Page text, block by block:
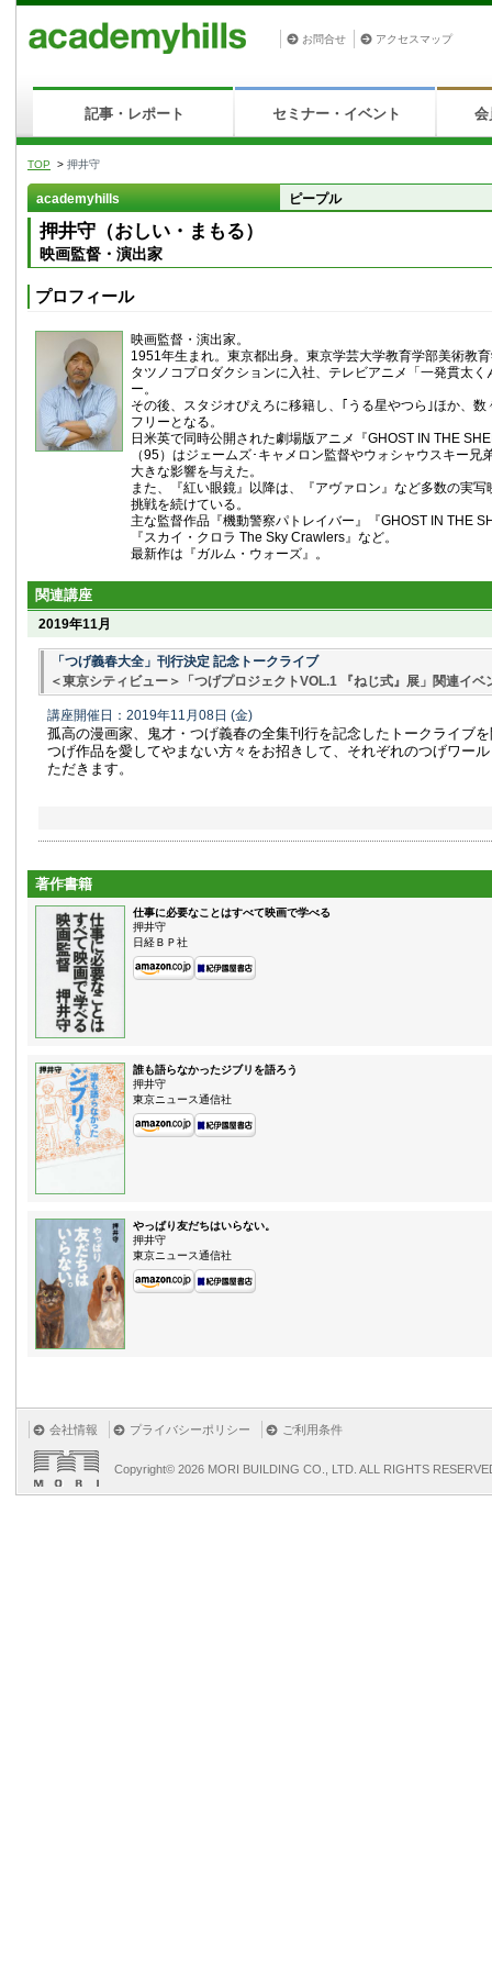
お問合せ アクセスマップ
記事・レポート セミナー・イベント 会
TOP > 押井守
academyhills ピープル
押井守（おしい・まもる）
映画監督・演出家
プロフィール
映画監督・演出家。
1951年生まれ。東京都出身。東京学芸大学教育学部美術教
タツノコプロダクションに入社、テレビアニメ「一発貫太く
ー。
その後、スタジオぴえろに移籍し、｢うる星やつら｣ほか、
フリーとなる。
日米英で同時公開された劇場版アニメ『GHOST IN THE
（95）はジェームズ･キャメロン監督やウォシャウスキー兄
大きな影響を与えた。
また、『紅い眼鏡』以降は、『アヴァロン』など多数の実
挑戦を続けている。
主な監督作品『機動警察パトレイバー』『GHOST IN THE
『スカイ・クロラ The Sky Crawlers』など。
最新作は『ガルム・ウォーズ』。
関連講座
2019年11月
「つげ義春大全」刊行決定 記念トークライブ
＜東京シティビュー＞「つげプロジェクトVOL.1 『ねじ式』展」関連イベ
講座開催日：2019年11月08日 (金)
孤高の漫画家、鬼才・つげ義春の全集刊行を記念したトークライブ
つげ作品を愛してやまない方々をお招きして、それぞれのつげワー
ただきます。
著作書籍
仕事に必要なことはすべて映画で学べる
押井守
日経ＢＰ社
誰も語らなかったジブリを語ろう
押井守
東京ニュース通信社
やっぱり友だちはいらない。
押井守
東京ニュース通信社
会社情報 プライバシーポリシー ご利用条件
Copyright© 2026 MORI BUILDING CO., LTD. ALL RIGHTS